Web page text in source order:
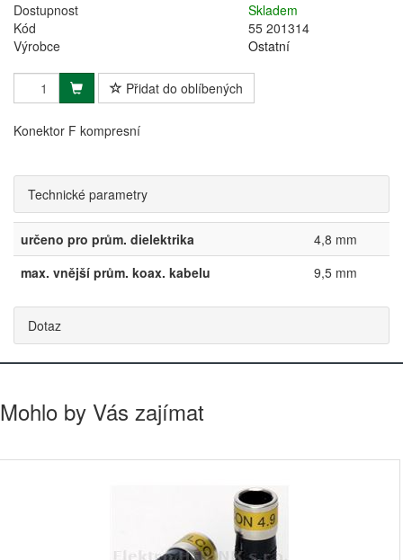
Dostupnost
Skladem
Kód
55 201314
Výrobce
Ostatní
Přidat do oblíbených
Konektor F kompresní
Technické parametry
určeno pro prům. dielektrika
4,8 mm
max. vnější prům. koax. kabelu
9,5 mm
Dotaz
Mohlo by Vás zajímat